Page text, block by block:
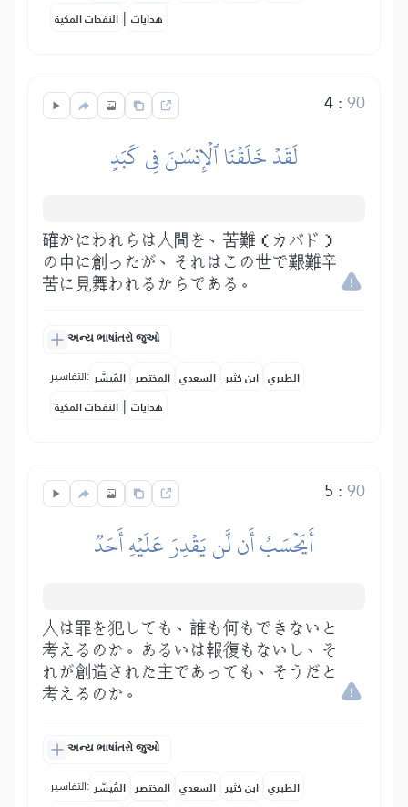
النفحات المكية | هدايات
4:90
لَقَدۡ خَلَقۡنَا ٱلۡإِنسَٰنَ فِي كَبَدٍ
確かにわれらは人間を、苦難（カバド）
の中に創ったが、それはこの世で艱難辛
苦に見舞われるからである。
અન્ય ભાષાંતરો જુઓ
التفاسير: المُيسَّر المختصر السعدي ابن كثير الطبري
النفحات المكية | هدايات
5 :90
أَيَحۡسَبُ أَن لَّن يَقۡدِرَ عَلَيۡهِ أَحَدٞ
人は罪を犯しても、誰も何もできないと
考えるのか。あるいは報復もないし、そ
れが創造された主であっても、そうだと
考えるのか。
અન્ય ભાષાંતરો જુઓ
التفاسير: المُيسَّر المختصر السعدي ابن كثير الطبري